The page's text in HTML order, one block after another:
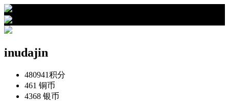
inudajin
480941积分
461 铜币
4368 银币